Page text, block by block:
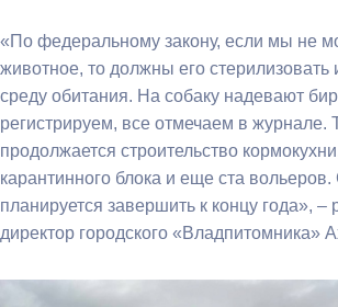
«По федеральному закону, если мы не
животное, то должны его стерилизовать
среду обитания. На собаку надевают
регистрируем, все отмечаем в журнале.
продолжается строительство
карантинного блока и еще ста вольеров.
планируется завершить к концу года», –
директор городского «Владпитомника»